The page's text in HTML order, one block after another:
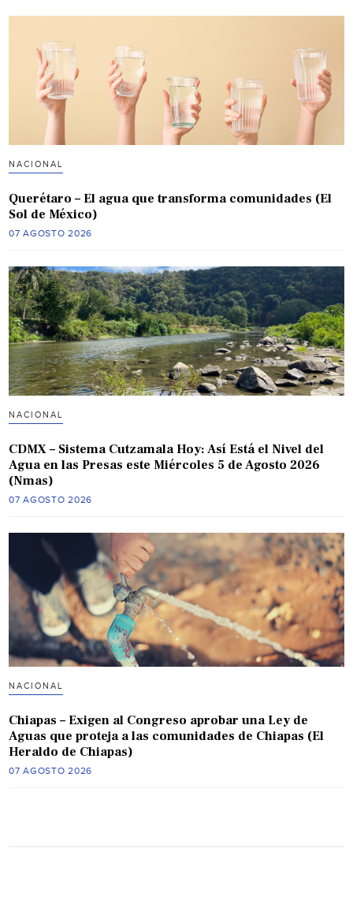
NACIONAL
Querétaro – El agua que transforma comunidades (El
Sol de México)
07 AGOSTO 2026
NACIONAL
CDMX – Sistema Cutzamala Hoy: Así Está el Nivel del
Agua en las Presas este Miércoles 5 de Agosto 2026
(Nmas)
07 AGOSTO 2026
NACIONAL
Chiapas – Exigen al Congreso aprobar una Ley de
Aguas que proteja a las comunidades de Chiapas (El
Heraldo de Chiapas)
07 AGOSTO 2026